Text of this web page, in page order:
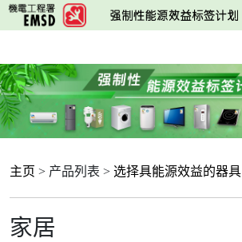
跳
至
要
内
容
主页 > 产品列表 > 选择具能源效益的器具
家居